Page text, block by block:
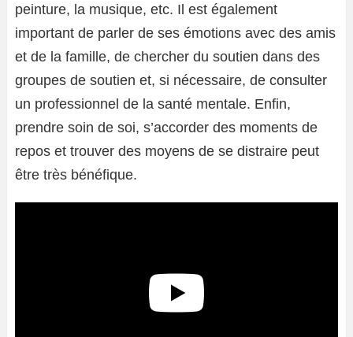
peinture, la musique, etc. Il est également
important de parler de ses émotions avec des amis
et de la famille, de chercher du soutien dans des
groupes de soutien et, si nécessaire, de consulter
un professionnel de la santé mentale. Enfin,
prendre soin de soi, s’accorder des moments de
repos et trouver des moyens de se distraire peut
être très bénéfique.